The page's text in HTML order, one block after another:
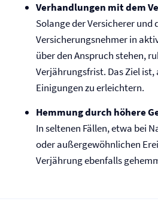
Verhandlungen mit dem
Solange der Versicherer und
Versicherungsnehmer in
über den Anspruch stehen,
Verjährungsfrist. Das Ziel
Einigungen zu erleichtern.
Hemmung durch höhere
In seltenen Fällen, etwa bei
oder außergewöhnlichen
Verjährung ebenfalls